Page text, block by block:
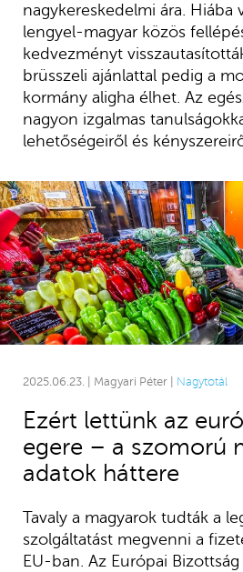
nagykereskedelmi ára. Hiába
lengyel-magyar közös
kedvezményt
brüsszeli ajánlattal pedig a
kormány aligha élhet. Az
nagyon izgalmas
lehetőségeiről és
2025.06.23. | Magyari Péter | Nagytotál
Ezért lettünk az
egere – a szomorú
adatok háttere
Tavaly a magyarok tudták a
szolgáltatást megvenni a
EU-ban. Az Európai